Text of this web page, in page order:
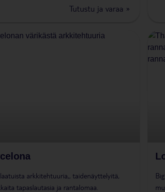
Tutustu ja varaa »
arkkitehtuuria,, taidenäyttelyitä,
tapaslautasia ja rantalomaa.